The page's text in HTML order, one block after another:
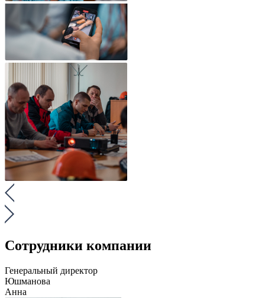
Сотрудники компании
Генеральный директор
Юшманова
Анна